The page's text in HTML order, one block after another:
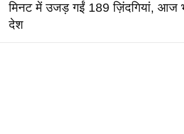
मिनट में उजड़ गईं 189 ज़िंदगियां, आज
देश